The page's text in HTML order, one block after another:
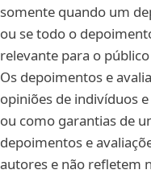
somente quando um
ou se todo o
relevante para o
Os depoimentos e
opiniões de indivíduos
ou como garantias de
depoimentos e
autores e não refletem